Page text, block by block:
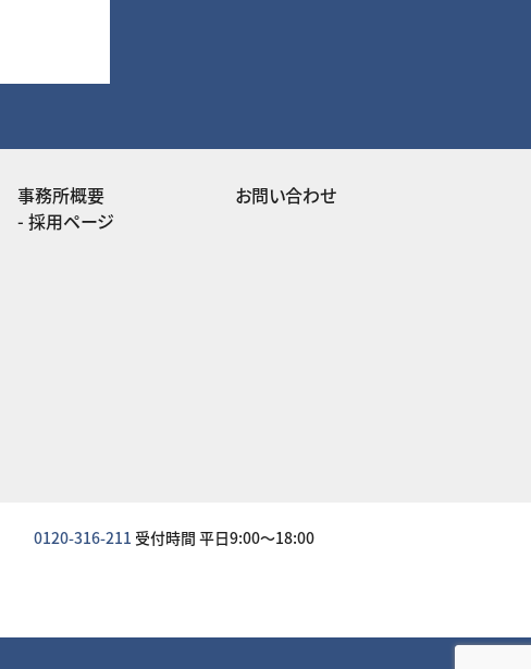
事務所概要
採用ページ
お問い合わせ
0120-316-211 受付時間 平日9:00～18:00